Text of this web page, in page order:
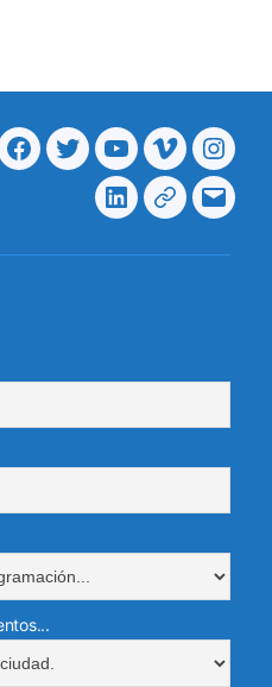
Facebook
TwitterYoutubeVimeo
LinkedinTelegram